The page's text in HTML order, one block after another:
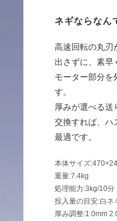
ネギならなん
高速回転の丸刃
出さずに、素早
モーター部分を
す。
厚みが選べる送
交換すれば、ハ
最適です。
本体サイズ
重量:7.4kg
処理能力:3kg/10分
投入量の目安:白ネ
厚み調整:1.0mm